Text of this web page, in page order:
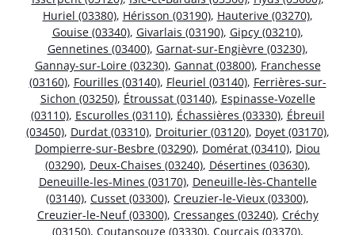
Huriel (03380), Hérisson (03190), Hauterive (03270),
Gouise (03340), Givarlais (03190), Gipcy (03210),
Gennetines (03400), Garnat-sur-Engièvre (03230),
Gannay-sur-Loire (03230), Gannat (03800), Franchesse
(03160), Fourilles (03140), Fleuriel (03140), Ferrières-sur-
Sichon (03250), Étroussat (03140), Espinasse-Vozelle
(03110), Escurolles (03110), Échassières (03330), Ébreuil
(03450), Durdat (03310), Droiturier (03120), Doyet (03170),
Dompierre-sur-Besbre (03290), Domérat (03410), Diou
(03290), Deux-Chaises (03240), Désertines (03630),
Deneuille-les-Mines (03170), Deneuille-lès-Chantelle
(03140), Cusset (03300), Creuzier-le-Vieux (03300),
Creuzier-le-Neuf (03300), Cressanges (03240), Créchy
(03150), Coutansouze (03330), Courçais (03370),